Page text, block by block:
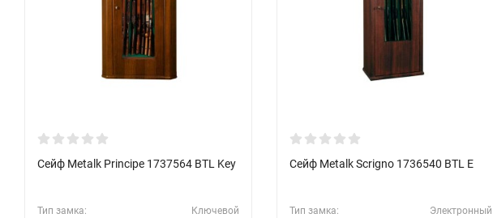
Сейф Metalk Principe 1737564 BTL Key
Тип замка: Ключевой
Сейф Metalk Scrigno 1736540 BTL E
Тип замка: Электронный